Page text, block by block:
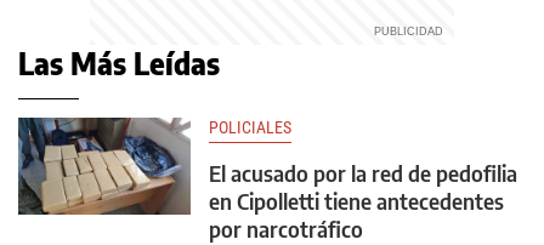
Las Más Leídas
POLICIALES
El acusado por la red de pedofilia
en Cipolletti tiene antecedentes
por narcotráfico